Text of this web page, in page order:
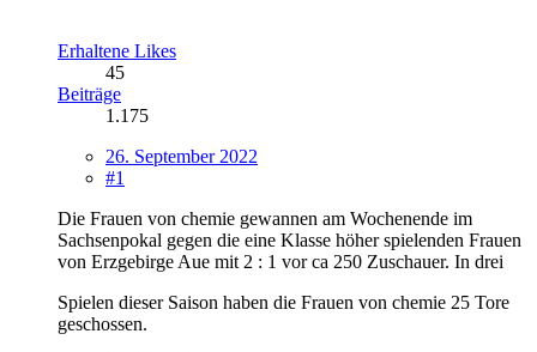
Erhaltene Likes
45
Beiträge
1.175
26. September 2022
#1
Die Frauen von chemie gewannen am Wochenende im
Sachsenpokal gegen die eine Klasse höher spielenden Frauen
von Erzgebirge Aue mit 2 : 1 vor ca 250 Zuschauer. In drei
Spielen dieser Saison haben die Frauen von chemie 25 Tore
geschossen.